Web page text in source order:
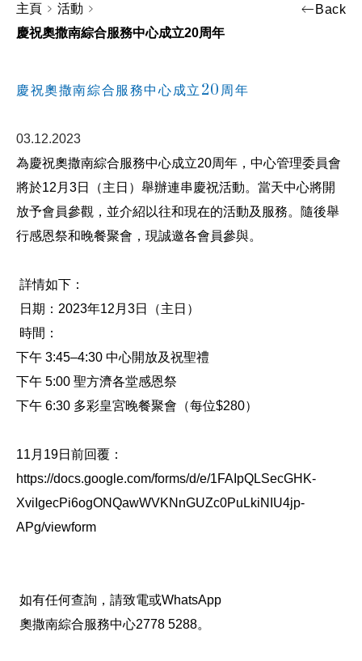
主頁
活動
慶祝奧撒南綜合服務中心成立20周年
Back
慶祝奧撒南綜合服務中心成立20周年
03.12.2023
為慶祝奧撒南綜合服務中心成立20周年，中心管理委員會
將於12月3日（主日）舉辦連串慶祝活動。當天中心將開
放予會員參觀，並介紹以往和現在的活動及服務。隨後舉
行感恩祭和晚餐聚會，現誠邀各會員參與。
詳情如下：
日期：2023年12月3日（主日）
時間：
下午 3:45–4:30 中心開放及祝聖禮
下午 5:00 聖方濟各堂感恩祭
下午 6:30 多彩皇宮晚餐聚會（每位$280）
11月19日前回覆：
https://docs.google.com/forms/d/e/1FAIpQLSecGHK-
XviIgecPi6ogONQawWVKNnGUZc0PuLkiNIU4jp-
APg/viewform
如有任何查詢，請致電或WhatsApp
奧撒南綜合服務中心2778 5288。